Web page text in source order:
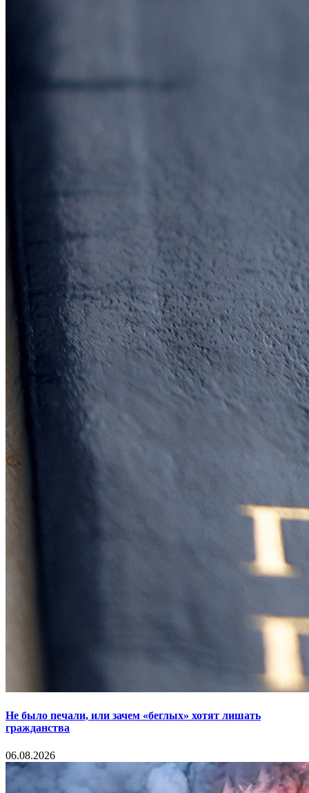
Не было печали, или зачем «беглых» хотят лишать
гражданства
06.08.2026